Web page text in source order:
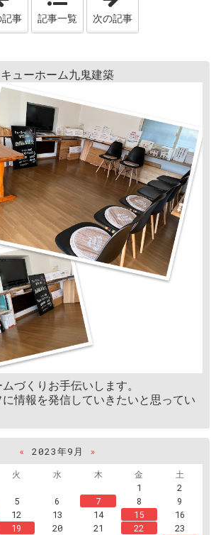
記事 記事一覧 次の記事
キューホーム九鬼建築
づくりお手伝いします。
に情報を発信していきたいと思ってい
« 2023年9月
»
火 水 木 金
土
1
2
5 6 7 8
9
12 13 14 15
16
19 20 21 22
23